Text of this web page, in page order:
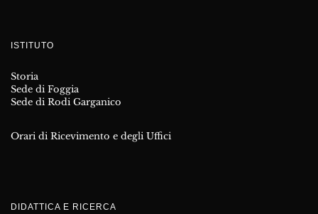
ISTITUTO
Storia
Sede di Foggia
Sede di Rodi Garganico
Orari di Ricevimento e degli Uffici
DIDATTICA E RICERCA